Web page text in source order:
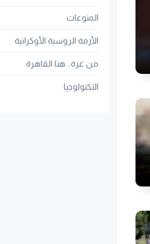
المنوعات
الأزمة الروسية الأوكرانية
من غزة.. هنا القاهرة
التكنولوجيا